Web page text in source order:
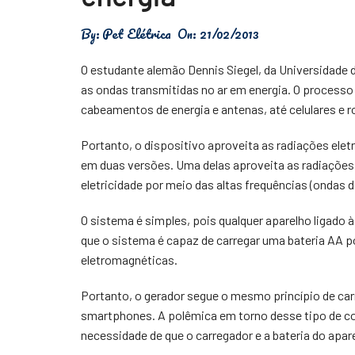
Física
Meio Ambiente
Saúde
By:Pet Elétrica On: 21/02/2013
O estudante alemão Dennis Siegel, da
as ondas transmitidas no ar em energia. O
cabeamentos de energia e antenas, até celulares e
Portanto, o dispositivo aproveita as radiações
em duas versões. Uma delas aproveita as
eletricidade por meio das altas frequências (ondas
O sistema é simples, pois qualquer aparelho
que o sistema é capaz de carregar uma bateria AA
eletromagnéticas.
Portanto, o gerador segue o mesmo princípio de
smartphones. A polêmica em torno desse tipo de
necessidade de que o carregador e a bateria do